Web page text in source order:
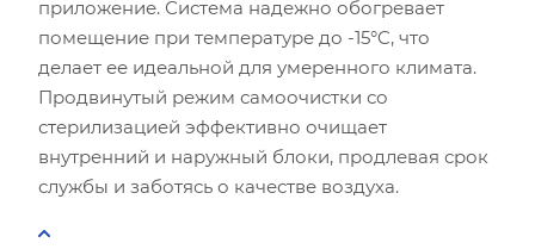
приложение. Система надежно обогревает
помещение при температуре до -15°C, что
делает ее идеальной для умеренного климата.
Продвинутый режим самоочистки со
стерилизацией эффективно очищает
внутренний и наружный блоки, продлевая срок
службы и заботясь о качестве воздуха.